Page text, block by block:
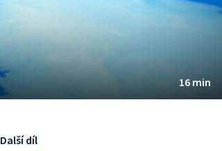
16 min
Další díl